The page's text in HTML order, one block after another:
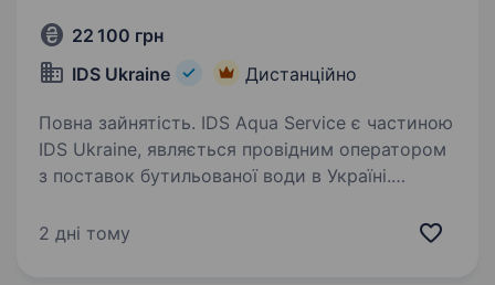
22 100 грн
IDS Ukraine
Дистанційно
Повна зайнятість. IDS Aqua Service є частиною
IDS Ukraine, являється провідним оператором
з поставок бутильованої води в Україні.
популярних мінеральних вод, які
2 дні тому